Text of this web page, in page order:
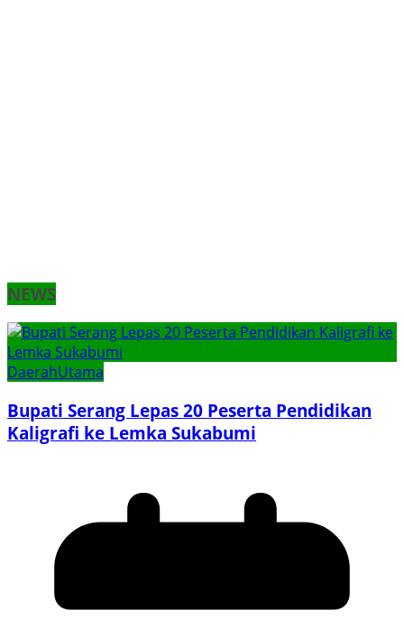
NEWS
DaerahUtama
Bupati Serang Lepas 20 Peserta Pendidikan
Kaligrafi ke Lemka Sukabumi